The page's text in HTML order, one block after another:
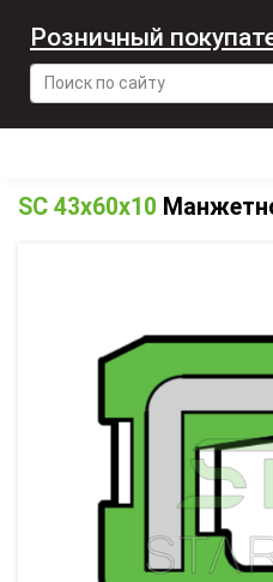
Розничный
SC 43x60x10